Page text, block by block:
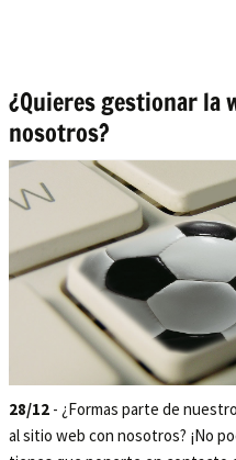
¿Quieres gestionar la
nosotros?
28/12- ¿Formas parte de
al sitio web con nosotros? ¡No